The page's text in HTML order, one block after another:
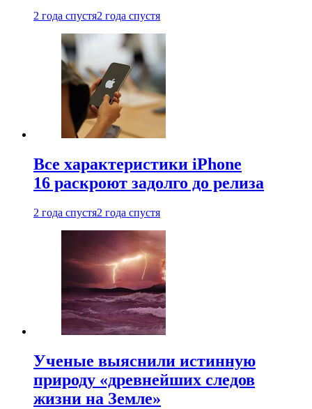
2 года спустя2 года спустя
Все характеристики iPhone
16 раскроют задолго до релиза
2 года спустя2 года спустя
Ученые выяснили истинную
природу «древнейших следов
жизни на Земле»